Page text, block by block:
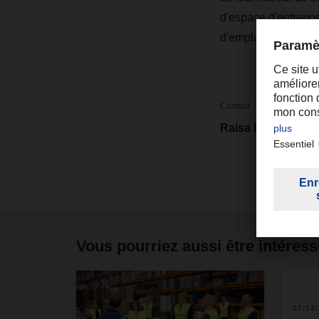
d'espace
d'emplacements
Contact
Raisa Mertens
Vous pourriez aussi être
07/